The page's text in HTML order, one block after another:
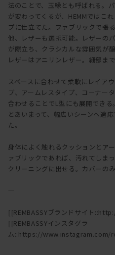
法のことで、玉縁とも呼ばれる。
が変わってくるが、HEMMではこ
プに仕立てた。ファブリックで張
他、レザーも選択可能。レザーの
が際立ち、クラシカルな雰囲気が
レザーはアニリンレザー。細部まで
スペースに合わせて柔軟にレイア
プ、アームレスタイプ、コーナー
合わせることでL型にも展開でき
とあいまって、幅広いシーンへ適
た。
身体によく触れるクッションとア
ァブリックであれば、汚れてしま
クリーニングに出せる。カバーの
[[REMBASSYブランドサイト
[[REMBASSYインスタグラ
ム::https://www.instagram.com/